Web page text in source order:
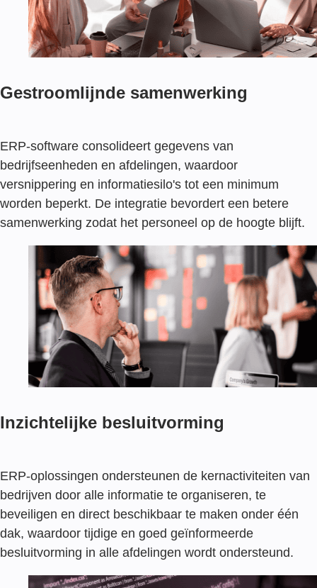
Gestroomlijnde samenwerking
ERP-software consolideert gegevens van
bedrijfseenheden en afdelingen, waardoor
versnippering en informatiesilo's tot een minimum
worden beperkt. De integratie bevordert een betere
samenwerking zodat het personeel op de hoogte blijft.
Inzichtelijke besluitvorming
ERP-oplossingen ondersteunen de kernactiviteiten van
bedrijven door alle informatie te organiseren, te
beveiligen en direct beschikbaar te maken onder één
dak, waardoor tijdige en goed geïnformeerde
besluitvorming in alle afdelingen wordt ondersteund.